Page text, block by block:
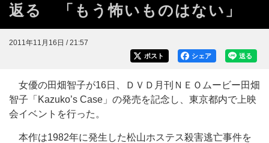
返る 「もう怖いものはない」
2011年11月16日 / 21:57
送る
シェア
ポスト
女優の田畑智子が16日、ＤＶＤ月刊ＮＥＯムービー田畑
智子「Kazuko’s Case」の発売を記念し、東京都内で上映
会イベントを行った。
本作は1982年に発生した松山ホステス殺害逃亡事件を